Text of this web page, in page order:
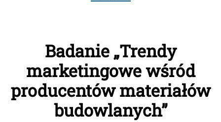
Badanie „Trendy
marketingowe wśród
producentów materiałów
budowlanych”